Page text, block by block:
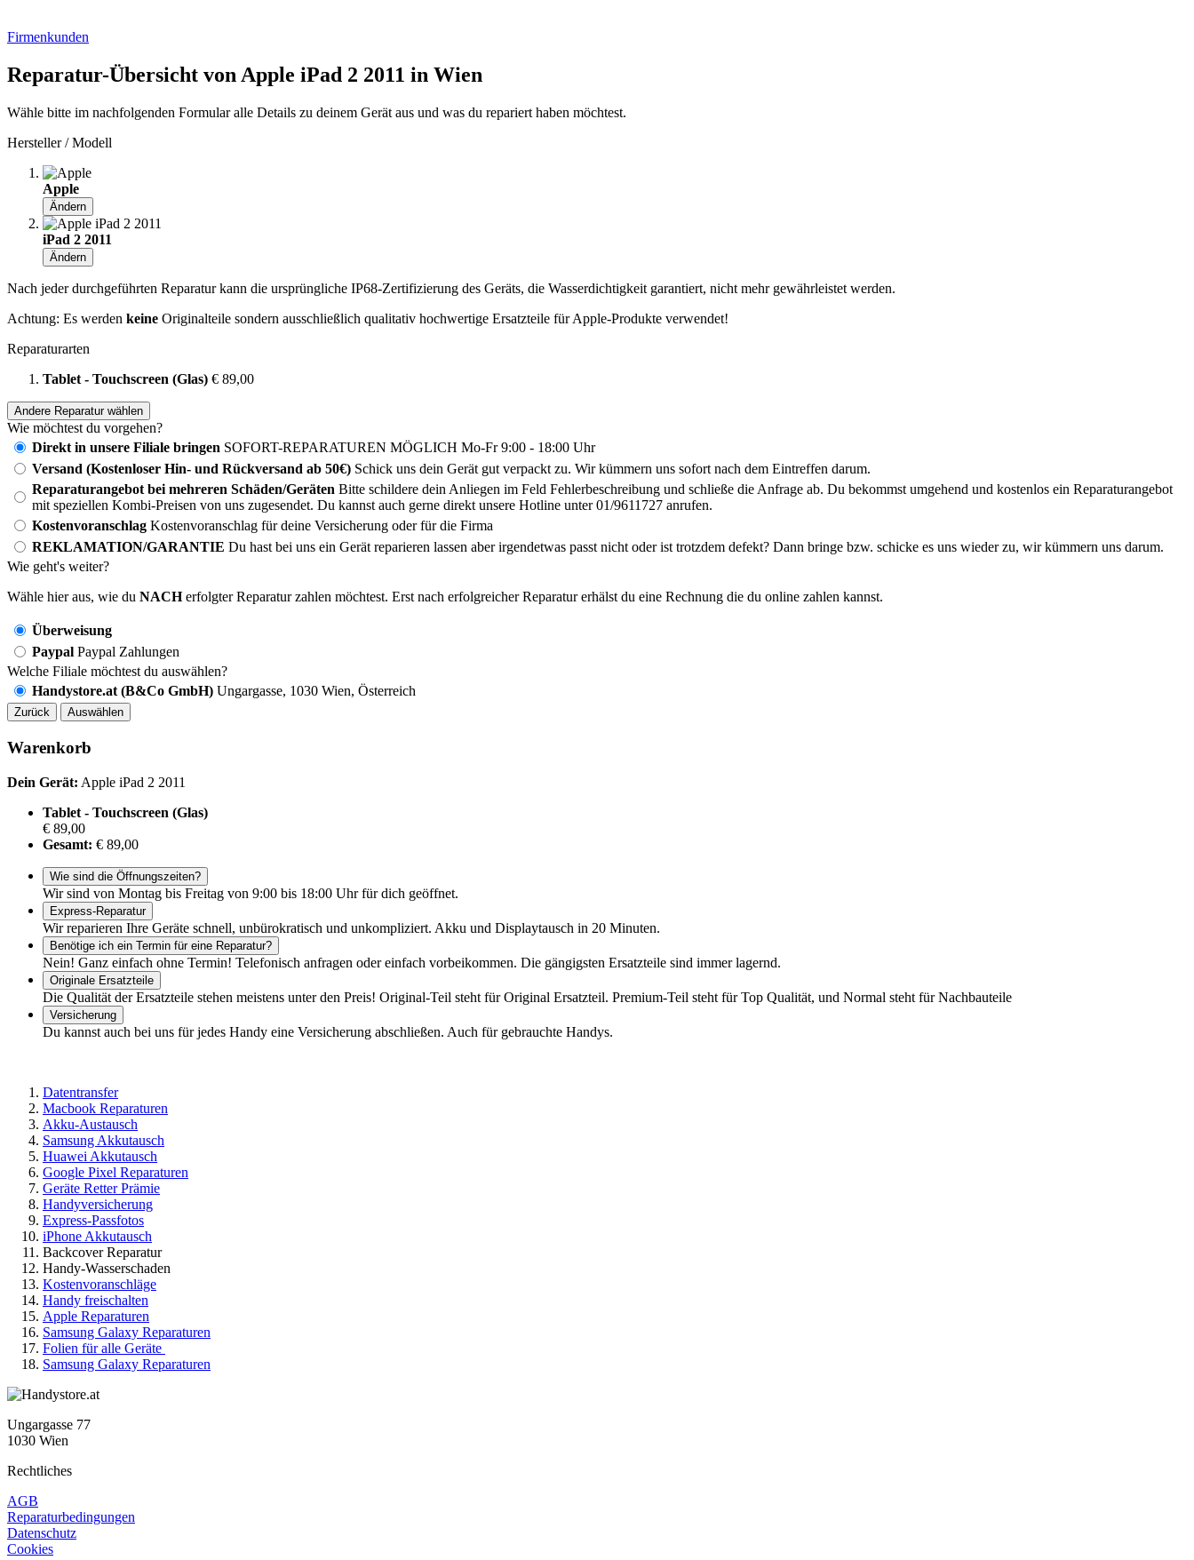
Firmenkunden
Reparatur-Übersicht von Apple iPad 2 2011 in Wien
Wähle bitte im nachfolgenden Formular alle Details zu deinem Gerät aus und was du repariert haben möchtest.
Hersteller / Modell
Apple
Ändern
iPad 2 2011
Ändern
Nach jeder durchgeführten Reparatur kann die ursprüngliche IP68-Zertifizierung des Geräts, die Wasserdichtigkeit garantiert, nicht mehr gewährleistet werden.
Achtung: Es werden keine Originalteile sondern ausschließlich qualitativ hochwertige Ersatzteile für Apple-Produkte verwendet!
Reparaturarten
Tablet - Touchscreen (Glas) € 89,00
Andere Reparatur wählen
Wie möchtest du vorgehen?
Direkt in unsere Filiale bringen SOFORT-REPARATUREN MÖGLICH Mo-Fr 9:00 - 18:00 Uhr
Versand (Kostenloser Hin- und Rückversand ab 50€) Schick uns dein Gerät gut verpackt zu. Wir kümmern uns sofort nach dem Eintreffen darum.
Reparaturangebot bei mehreren Schäden/Geräten Bitte schildere dein Anliegen im Feld Fehlerbeschreibung und schließe die Anfrage ab. Du bekommst umgehend und kostenlos ein Reparaturangebot
mit speziellen Kombi-Preisen von uns zugesendet. Du kannst auch gerne direkt unsere Hotline unter 01/9611727 anrufen.
Kostenvoranschlag Kostenvoranschlag für deine Versicherung oder für die Firma
REKLAMATION/GARANTIE Du hast bei uns ein Gerät reparieren lassen aber irgendetwas passt nicht oder ist trotzdem defekt? Dann bringe bzw. schicke es uns wieder zu, wir kümmern uns darum.
Wie geht's weiter?
Wähle hier aus, wie du NACHerfolgter Reparatur zahlen möchtest. Erst nach erfolgreicher Reparatur erhälst du eine Rechnung die du online zahlen kannst.
Überweisung
Paypal Paypal Zahlungen
Welche Filiale möchtest du auswählen?
Handystore.at (B&Co GmbH) Ungargasse, 1030 Wien, Österreich
Zurück Auswählen
Warenkorb
Dein Gerät: Apple iPad 2 2011
Tablet - Touchscreen (Glas)
€ 89,00
Gesamt: € 89,00
Wie sind die Öffnungszeiten?
Wir sind von Montag bis Freitag von 9:00 bis 18:00 Uhr für dich geöffnet.
Express-Reparatur
Wir reparieren Ihre Geräte schnell, unbürokratisch und unkompliziert. Akku und Displaytausch in 20 Minuten.
Benötige ich ein Termin für eine Reparatur?
Nein! Ganz einfach ohne Termin! Telefonisch anfragen oder einfach vorbeikommen. Die gängigsten Ersatzteile sind immer lagernd.
Originale Ersatzteile
Die Qualität der Ersatzteile stehen meistens unter den Preis! Original-Teil steht für Original Ersatzteil. Premium-Teil steht für Top Qualität, und Normal steht für Nachbauteile
Versicherung
Du kannst auch bei uns für jedes Handy eine Versicherung abschließen. Auch für gebrauchte Handys.
Datentransfer
Macbook Reparaturen
Akku-Austausch
Samsung Akkutausch
Huawei Akkutausch
Google Pixel Reparaturen
Geräte Retter Prämie
Handyversicherung
Express-Passfotos
iPhone Akkutausch
Backcover Reparatur
Handy-Wasserschaden
Kostenvoranschläge
Handy freischalten
Apple Reparaturen
Samsung Galaxy Reparaturen
Folien für alle Geräte
Samsung Galaxy Reparaturen
Ungargasse 77
1030 Wien
Rechtliches
AGB
Reparaturbedingungen
Datenschutz
Cookies